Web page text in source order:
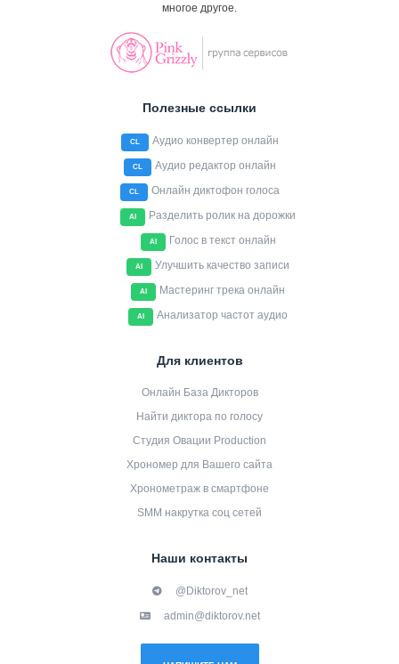
многое другое.
Полезные ссылки
CL Аудио конвертер онлайн
CL Аудио редактор онлайн
CL Онлайн диктофон голоса
AI Разделить ролик на дорожки
AI Голос в текст онлайн
AI Улучшить качество записи
AI Мастеринг трека онлайн
AI Анализатор частот аудио
Для клиентов
Онлайн База Дикторов
Найти диктора по голосу
Студия Овации Production
Хрономер для Вашего сайта
Хронометраж в смартфоне
SMM накрутка соц сетей
Наши контакты
@Diktorov_net
admin@diktorov.net